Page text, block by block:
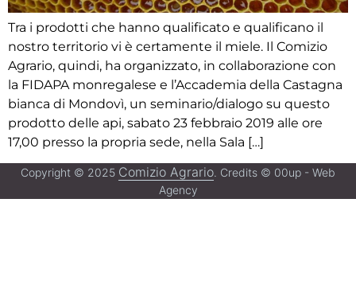
Tra i prodotti che hanno qualificato e qualificano il
nostro territorio vi è certamente il miele. Il Comizio
Agrario, quindi, ha organizzato, in collaborazione con
la FIDAPA monregalese e l’Accademia della Castagna
bianca di Mondovì, un seminario/dialogo su questo
prodotto delle api, sabato 23 febbraio 2019 alle ore
17,00 presso la propria sede, nella Sala […]
Copyright © 2025 Comizio Agrario. Credits © 00up - Web
Agency